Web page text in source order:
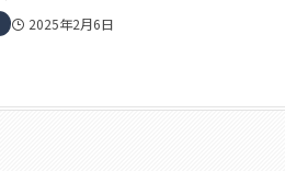
2025年2月6日